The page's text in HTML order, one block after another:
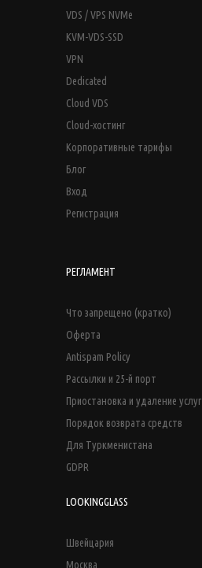
VDS / VPS NVMe
KVM-VDS-SSD
VPN
Dedicated
Cloud VDS
Cloud-хостинг
Корпоративные тарифы
Блог
Вход
Регистрация
РЕГЛАМЕНТ
Что запрещено (кратко)
Оферта
Antispam Policy
Рассылки и 25-й порт
Приостановка и удаление услуг
Порядок возврата средств
Для Туркменистана
GDPR
LOOKINGGLASS
Швейцария
Москва